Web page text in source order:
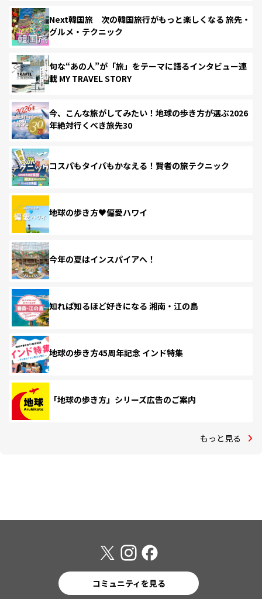
Next韓国旅 次の韓国旅行がもっと楽しくなる 旅先・
グルメ・テクニック
旬な“あの人”が「旅」をテーマに語るインタビュー連
載 MY TRAVEL STORY
今、こんな旅がしてみたい！地球の歩き方が選ぶ2026
年絶対行くべき旅先30
コスパもタイパもかなえる！賢者の旅テクニック
地球の歩き方♥偏愛ハワイ
今年の夏はインスパイアへ！
知れば知るほど好きになる 湘南・江の島
地球の歩き方45周年記念 インド特集
「地球の歩き方」シリーズ広告のご案内
もっと見る
コミュニティを見る